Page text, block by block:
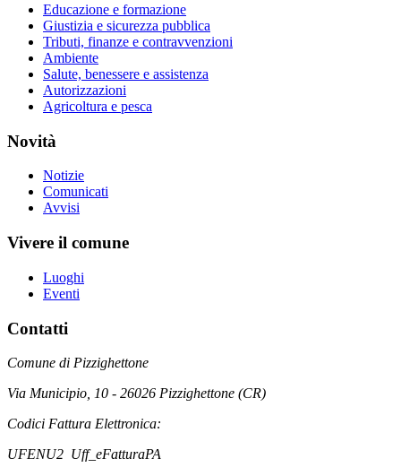
Educazione e formazione
Giustizia e sicurezza pubblica
Tributi, finanze e contravvenzioni
Ambiente
Salute, benessere e assistenza
Autorizzazioni
Agricoltura e pesca
Novità
Notizie
Comunicati
Avvisi
Vivere il comune
Luoghi
Eventi
Contatti
Comune di Pizzighettone
Via Municipio, 10 - 26026 Pizzighettone (CR)
Codici Fattura Elettronica:
UFENU2 Uff_eFatturaPA